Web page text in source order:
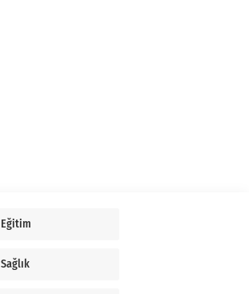
Eğitim
Sağlık